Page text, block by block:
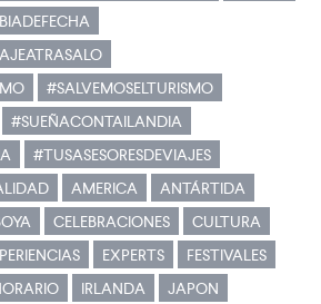
#SALVEMOSELTURISMO
#SUEÑACONTAILANDIA
#TUSASESORESDEVIAJES
AMERICA
ANTÁRTIDA
CELEBRACIONES
CULTURA
EXPERTS
FESTIVALES
IRLANDA
JAPON